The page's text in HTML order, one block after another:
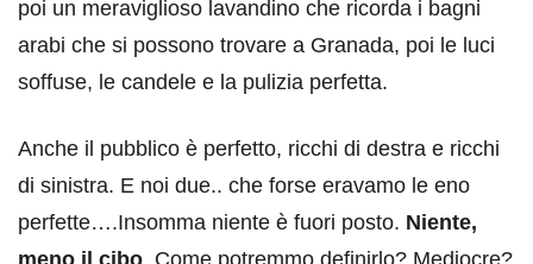
poi un meraviglioso lavandino che ricorda i bagni
arabi che si possono trovare a Granada, poi le luci
soffuse, le candele e la pulizia perfetta.
Anche il pubblico è perfetto, ricchi di destra e ricchi
di sinistra. E noi due.. che forse eravamo le eno
perfette….Insomma niente è fuori posto. Niente,
meno il cibo. Come potremmo definirlo? Mediocre?